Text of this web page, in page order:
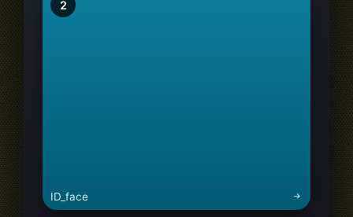
2
ID_face